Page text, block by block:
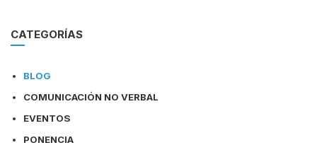
CATEGORÍAS
BLOG
COMUNICACIÓN NO VERBAL
EVENTOS
PONENCIA